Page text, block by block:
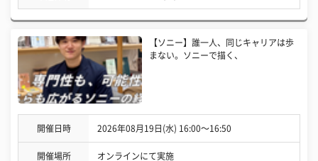
【ソニー】誰一人、同じキャリアは歩
まない。ソニーで描く、
開催日時 2026年08月19日(水) 16:00〜16:50
開催場所 オンラインにて実施